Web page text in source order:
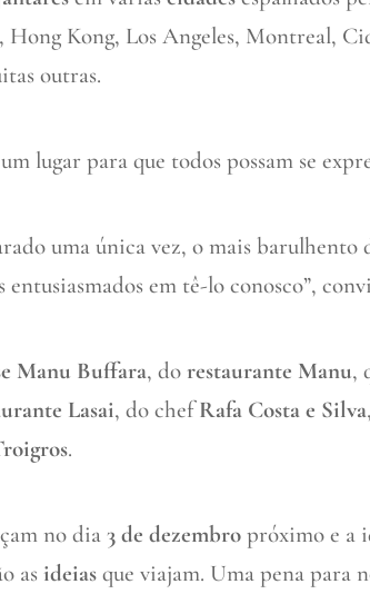
Kong, Los Angeles, Montreal,
outras.
lugar para que todos possam se
uma única vez, o mais barulhento
entusiasmados em tê-lo conosco”,
Manu Buffara, dorestaurante Manu,
Lasai, do chefRafa Costa e Silva
.
no dia3 de dezembro próximo e a
asideiasque viajam. Uma pena para